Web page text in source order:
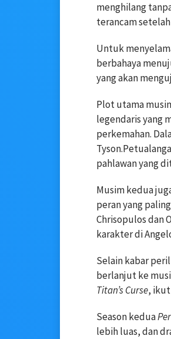
menghilang
terancam
Untuk
berbahaya
yang akan
Plot utama
legendaris yang
perkemahan.
pahlawan yang
Musim kedua
peran yang
Chrisopulos dan
karakter di
Selain kabar
berlanjut ke
Titan’s Curse,
Season kedua
lebih luas, dan